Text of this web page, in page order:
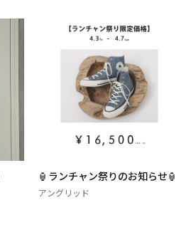
🏮ランチャン祭りのお知らせ🏮
アングリッド